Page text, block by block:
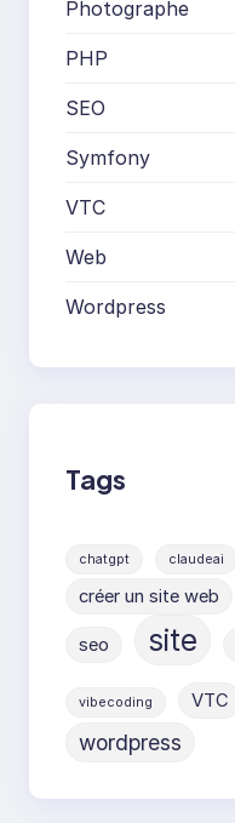
Photographe
PHP
SEO
Symfony
VTC
Web
Wordpress
Tags
chatgpt claudeai
créer un site web
seo site
vibecoding VTC
wordpress